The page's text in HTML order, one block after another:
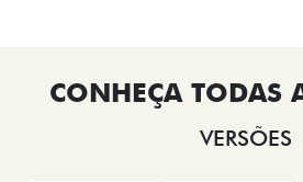
VERSÕES